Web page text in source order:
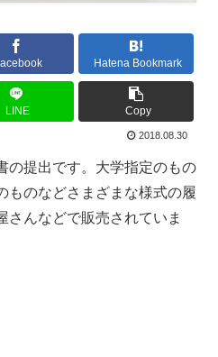
Hatena Bookmark
LINE Copy
2018.08.30
の提出です。大学指定のもの
ものなどさまざまな様式の履
さんなどで販売されていま